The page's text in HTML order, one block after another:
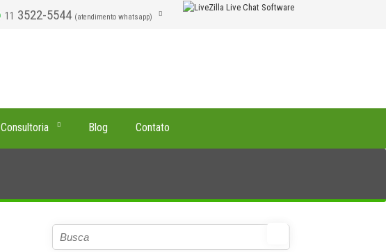
11 3522-5544 (atendimento whatsapp)
Consultoria Blog Contato